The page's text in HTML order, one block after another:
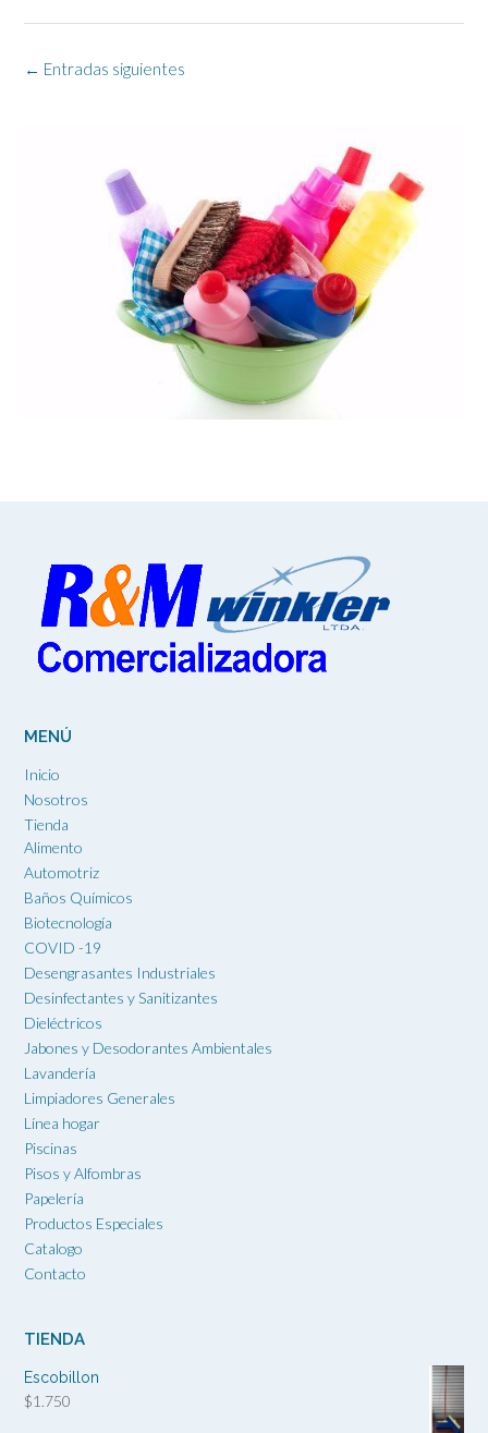
Navegación
← Entradas siguientes
MENÚ
Inicio
Nosotros
Tienda
Alimento
Automotriz
Baños Químicos
Biotecnología
COVID -19
Desengrasantes Industriales
Desinfectantes y Sanitizantes
Dieléctricos
Jabones y Desodorantes Ambientales
Lavandería
Limpiadores Generales
Línea hogar
Piscinas
Pisos y Alfombras
Papelería
Productos Especiales
Catalogo
Contacto
TIENDA
Escobillon
$1.750